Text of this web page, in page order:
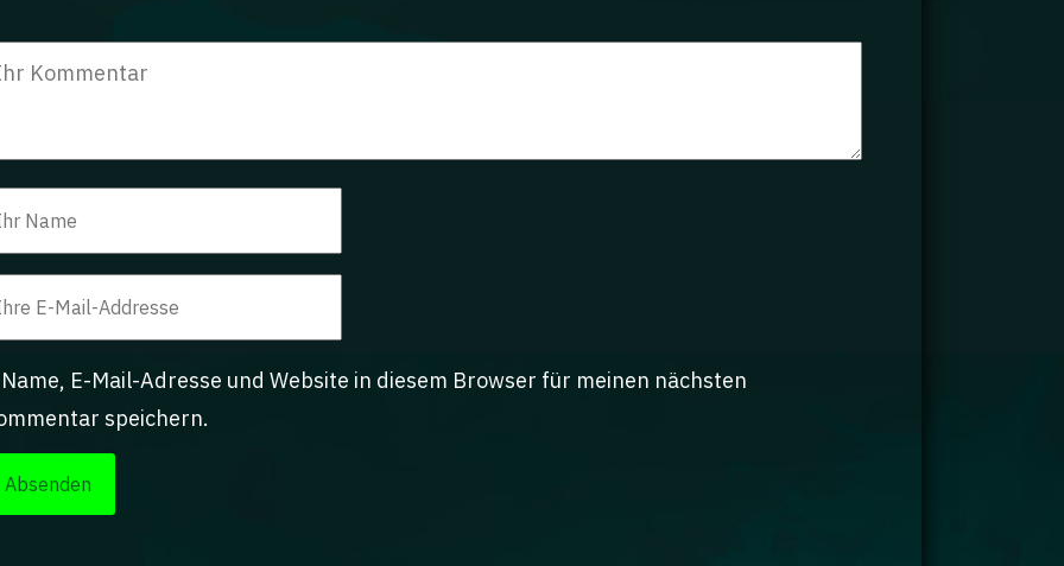
Name, E-Mail-Adresse und Website in diesem Browser für meinen nächsten
speichern.